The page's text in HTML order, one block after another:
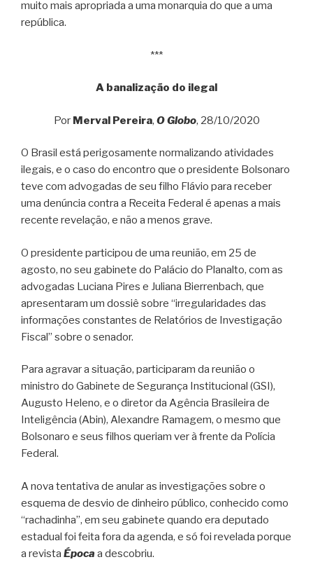
muito mais apropriada a uma monarquia do que a uma
república.
***
A banalização do ilegal
Por Merval Pereira, O Globo, 28/10/2020
O Brasil está perigosamente normalizando atividades
ilegais, e o caso do encontro que o presidente Bolsonaro
teve com advogadas de seu filho Flávio para receber
uma denúncia contra a Receita Federal é apenas a mais
recente revelação, e não a menos grave.
O presidente participou de uma reunião, em 25 de
agosto, no seu gabinete do Palácio do Planalto, com as
advogadas Luciana Pires e Juliana Bierrenbach, que
apresentaram um dossiê sobre “irregularidades das
informações constantes de Relatórios de Investigação
Fiscal” sobre o senador.
Para agravar a situação, participaram da reunião o
ministro do Gabinete de Segurança Institucional (GSI),
Augusto Heleno, e o diretor da Agência Brasileira de
Inteligência (Abin), Alexandre Ramagem, o mesmo que
Bolsonaro e seus filhos queriam ver à frente da Polícia
Federal.
A nova tentativa de anular as investigações sobre o
esquema de desvio de dinheiro público, conhecido como
“rachadinha”, em seu gabinete quando era deputado
estadual foi feita fora da agenda, e só foi revelada porque
a revista Época a descobriu.